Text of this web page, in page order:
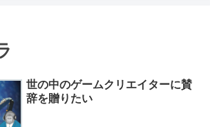
世の中のゲームクリエイターに賛
辞を贈りたい